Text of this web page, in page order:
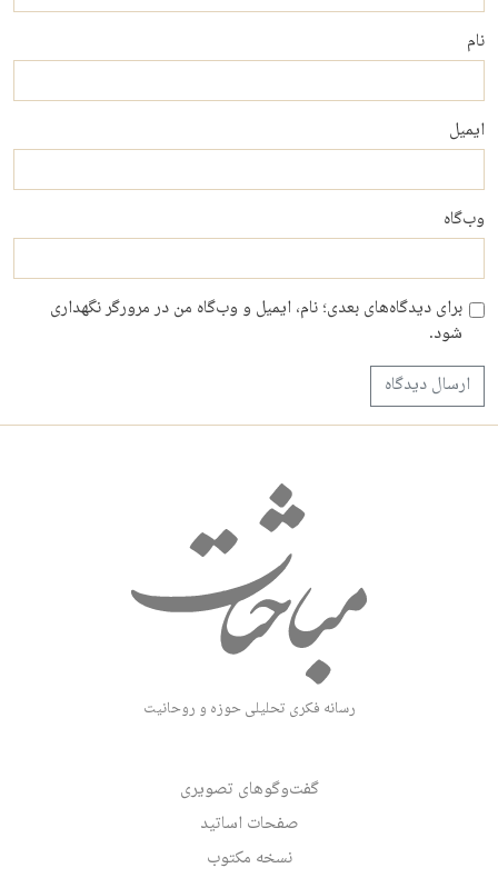
نام
ایمیل
وب‌گاه
برای دیدگاه‌های بعدی؛ نام، ایمیل و وب‌گاه من در مرورگر نگهداری
شود.
رسانه فکری تحلیلی حوزه و روحانیت
گفت‌وگوهای تصویری
صفحات اساتید
نسخه مکتوب